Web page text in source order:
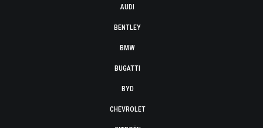
AUDI
BENTLEY
BMW
BUGATTI
BYD
CHEVROLET